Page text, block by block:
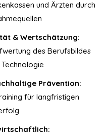
und Ärzten durch
& Wertschätzung:
des Berufsbildes
Prävention:
für langfristigen